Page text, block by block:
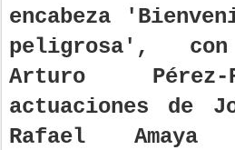
encabeza
peligrosa',
Arturo
actuaciones de
Rafael